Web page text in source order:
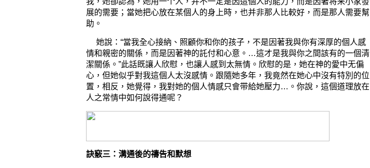
展的需要 ；當她把心放在某個人的身上時，也并非那人 比較好，而是那人需要幫
助 。
她說： “當我全心接納、照顧你和你的孩子，不是因著我與你有深厚的個人感
情和親密的關係，而是因著神的託付和心意。 …這才是我與你之間該有的一個清
潔關係 。 ”此話既讓人欣慰， 也讓人感到 太無情。欣慰的是，她在神的愛中无偏
心，但她似乎對我這個人太沒感情 。 跟隨她多年，我竟然在她心中沒有特別的位
置，相反， 她覺得 ，我對她的個人情感只會带給她壓力… 。 你說，這個道理放在
人之常情中如何說得通呢？
訣竅三：溝通後的禱告和默想